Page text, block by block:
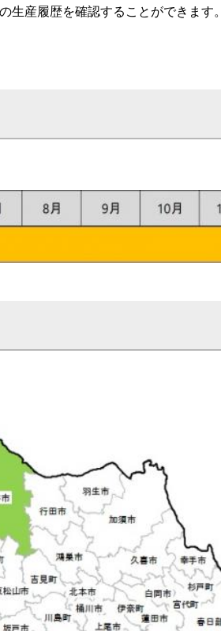
生産履歴を確認することができます。